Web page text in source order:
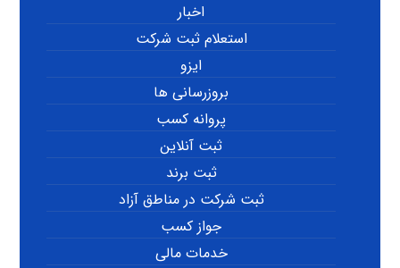
اخبار
استعلام ثبت شرکت
ایزو
بروزرسانی ها
پروانه کسب
ثبت آنلاین
ثبت برند
ثبت شرکت در مناطق آزاد
جواز کسب
خدمات مالی